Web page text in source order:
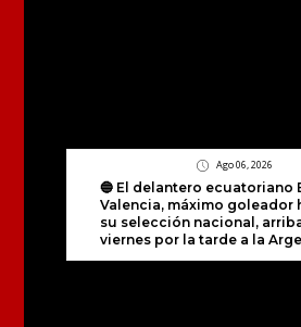
Ago 06, 2026
🔵 El delantero ecuatoriano
Valencia, máximo goleador
su selección nacional,
viernes por la tarde a la